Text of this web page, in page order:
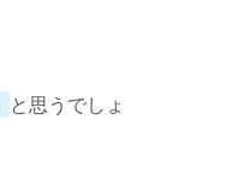
と思うでしょ